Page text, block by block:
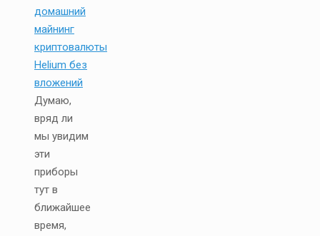
домашний
майнинг
криптовалюты
Helium без
вложений
Думаю,
вряд ли
мы увидим
эти
приборы
тут в
ближайшее
время,